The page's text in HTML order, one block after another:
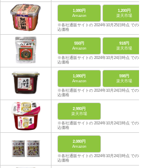
1,080円
Amazon
1,200円
楽天市場
※各社通販サイトの 2024年10月25日時点 での税
込価格
550円
Amazon
918円
楽天市場
※各社通販サイトの 2024年10月24日時点 での税
込価格
1,080円
Amazon
598円
楽天市場
※各社通販サイトの 2024年10月24日時点 での税
込価格
2,980円
楽天市場
※各社通販サイトの 2024年10月24日時点 での税
込価格
2,080円
Amazon
※各社通販サイトの 2024年10月24日時点 での税
込価格